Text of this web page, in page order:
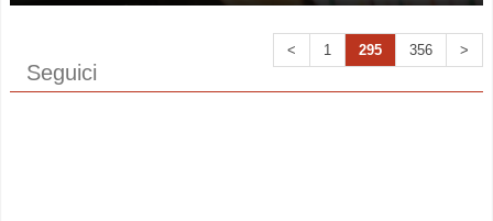
< 1 295 356 >
Seguici